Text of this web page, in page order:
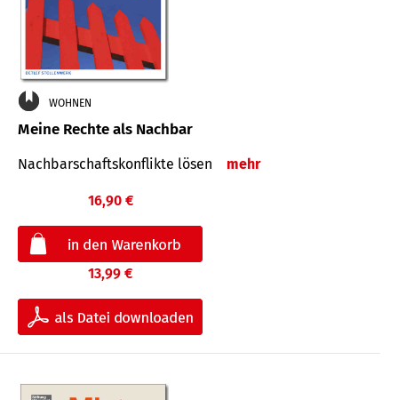
WOHNEN
Meine Rechte als Nachbar
Nach­bar­schafts­konflikte lösen mehr
16,90 €
13,99 €